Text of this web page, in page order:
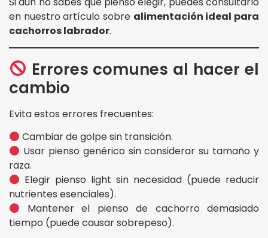
en nuestro artículo sobre alimentación ideal para
cachorros labrador.
Errores comunes al hacer el
cambio
Evita estos errores frecuentes:
Cambiar de golpe sin transición.
Usar pienso genérico sin considerar su tamaño y
raza.
Elegir pienso light sin necesidad (puede reducir
nutrientes esenciales).
Mantener el pienso de cachorro demasiado
tiempo (puede causar sobrepeso).